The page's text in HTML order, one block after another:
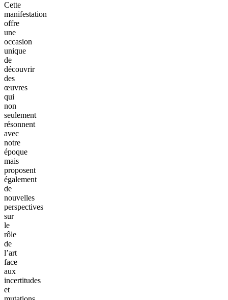
Cette
manifestation
offre
une
occasion
unique
de
découvrir
des
œuvres
qui
non
seulement
résonnent
avec
notre
époque
mais
proposent
également
de
nouvelles
perspectives
sur
le
rôle
de
l’art
face
aux
incertitudes
et